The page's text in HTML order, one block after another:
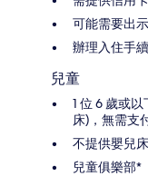
可能需要出
辦理入住手
兒童
1 位 6 歲或
床)，無需支
不提供嬰兒床
兒童俱樂部*